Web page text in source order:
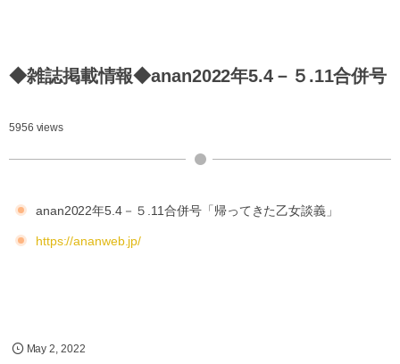
◆雑誌掲載情報◆anan2022年5.4－５.11合併号
5956 views
anan2022年5.4－５.11合併号「帰ってきた乙女談義」
https://ananweb.jp/
May 2 2022